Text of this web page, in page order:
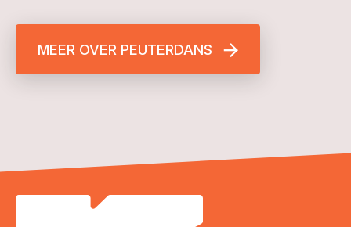
MEER OVER PEUTERDANS